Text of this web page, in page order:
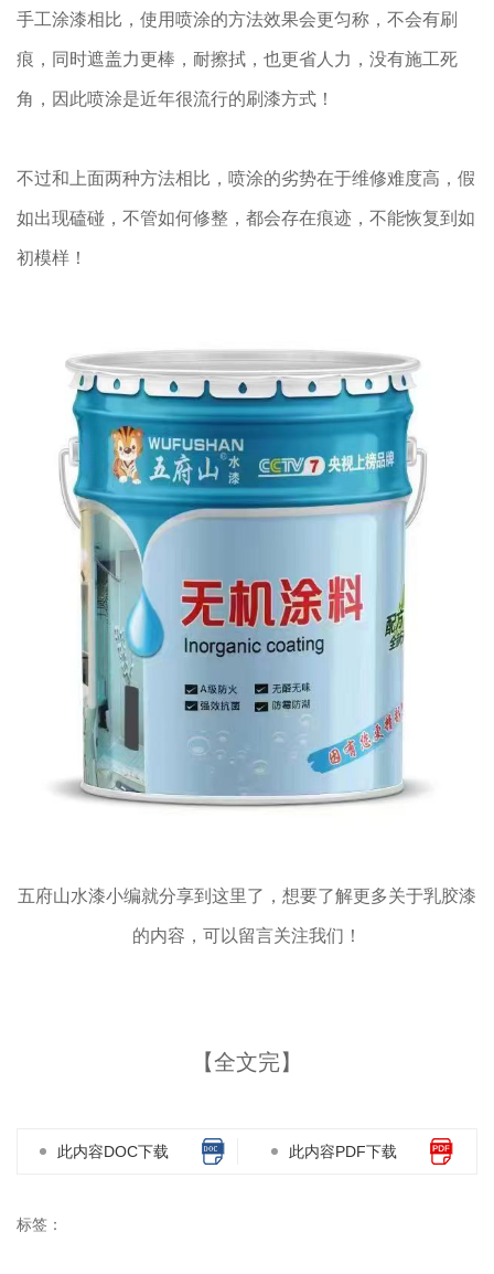
手工涂漆相比，使用喷涂的方法效果会更匀称，不会有刷
痕，同时遮盖力更棒，耐擦拭，也更省人力，没有施工死
角，因此喷涂是近年很流行的刷漆方式！
不过和上面两种方法相比，喷涂的劣势在于维修难度高，假
如出现磕碰，不管如何修整，都会存在痕迹，不能恢复到如
初模样！
五府山水漆小编就分享到这里了，想要了解更多关于乳胶漆
的内容，可以留言关注我们！
【全文完】
此内容DOC下载 此内容PDF下载
标签：